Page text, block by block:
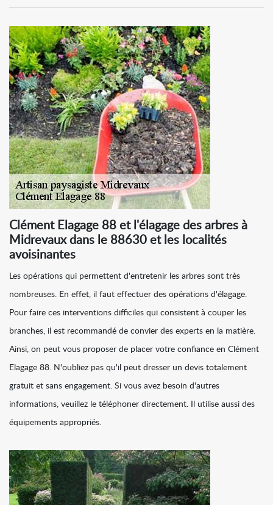
Clément Elagage 88 et l'élagage des arbres à
Midrevaux dans le 88630 et les localités
avoisinantes
Les opérations qui permettent d'entretenir les arbres sont très
nombreuses. En effet, il faut effectuer des opérations d'élagage.
Pour faire ces interventions difficiles qui consistent à couper les
branches, il est recommandé de convier des experts en la matière.
Ainsi, on peut vous proposer de placer votre confiance en Clément
Elagage 88. N'oubliez pas qu'il peut dresser un devis totalement
gratuit et sans engagement. Si vous avez besoin d'autres
informations, veuillez le téléphoner directement. Il utilise aussi des
équipements appropriés.